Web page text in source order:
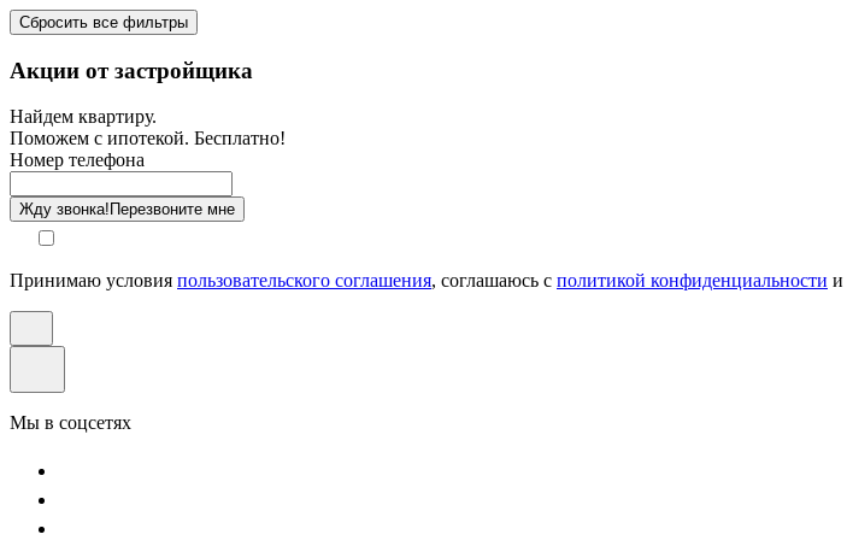
Санузел
Этаж
Способ оплаты
Сбросить все фильтры
Акции от застройщика
Найдем квартиру.
Поможем с ипотекой. Бесплатно!
Номер телефона
Жду звонка! Перезвоните мне
Принимаю условия пользовательского соглашения, соглашаюсь с политикой конфиденциальности и
Мы в соцсетях